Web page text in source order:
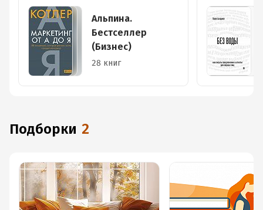
Альпина.
Бестселлер
(Бизнес)
28 книг
Подборки 2